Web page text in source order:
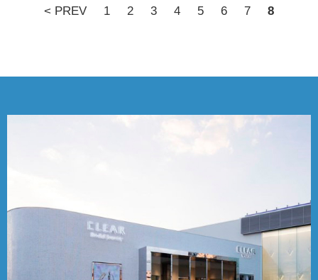
< PREV 1 2 3 4 5 6 7 8